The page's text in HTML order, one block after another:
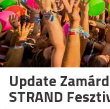
Update
STRAND